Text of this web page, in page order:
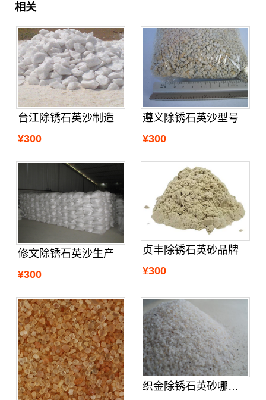
相关
台江除锈石英沙制造
¥300
遵义除锈石英沙型号
¥300
修文除锈石英沙生产
¥300
贞丰除锈石英砂品牌
¥300
织金除锈石英砂哪里买